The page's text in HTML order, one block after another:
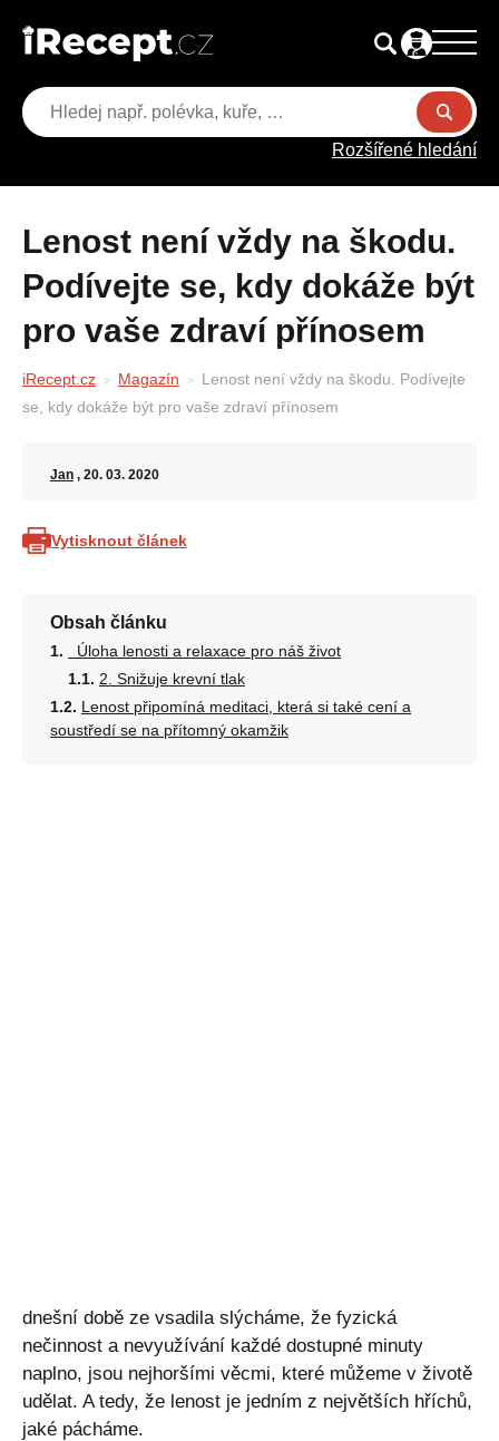
Rozšířené hledání
Lenost není vždy na škodu.
Podívejte se, kdy dokáže být
pro vaše zdraví přínosem
iRecept.cz Magazín
Lenost není vždy na škodu. Podívejte
se, kdy dokáže být pro vaše zdraví přínosem
Jan , 20. 03. 2020
Vytisknout článek
Obsah článku
Úloha lenosti a relaxace pro náš život
2. Snižuje krevní tlak
Lenost připomíná meditaci, která si také cení a
soustředí se na přítomný okamžik
dnešní době ze vsadila slýcháme, že fyzická
nečinnost a nevyužívání každé dostupné minuty
naplno, jsou nejhoršími věcmi, které můžeme v životě
udělat. A tedy, že lenost je jedním z největších hříchů,
jaké pácháme.